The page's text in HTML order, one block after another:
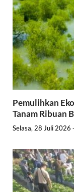
Pemulihkan
Tanam Ribuan
Selasa, 28 Juli 2026